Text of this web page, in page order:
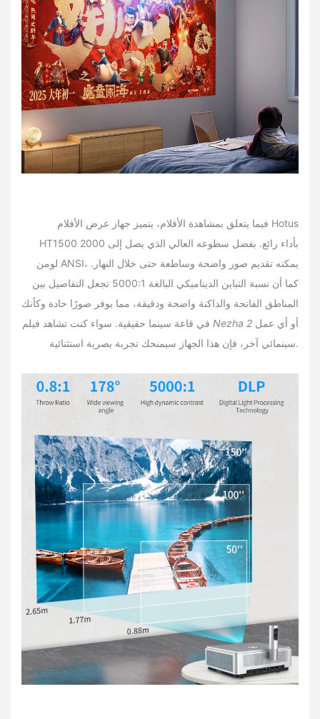
فيما يتعلق بمشاهدة الأفلام، يتميز جهاز عرض الأفلام Hotus
HT1500 بأداء رائع. بفضل سطوعه العالي الذي يصل إلى 2000
لومن ANSI، يمكنه تقديم صور واضحة وساطعة حتى خلال النهار.
كما أن نسبة التباين الديناميكي البالغة 5000:1 تجعل التفاصيل بين
المناطق الفاتحة والداكنة واضحة ودقيقة، مما يوفر صورًا حادة وكأنك
Nezha 2
سينمائي آخر، فإن هذا الجهاز سيمنحك تجربة بصرية استثنائية.